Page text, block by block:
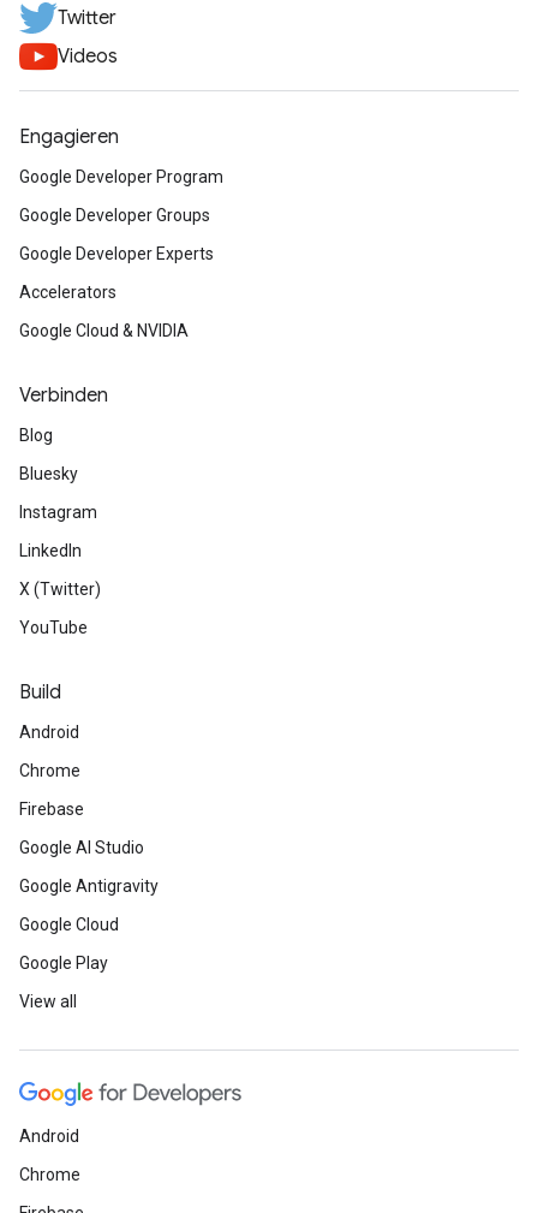
Twitter
Videos
Engagieren
Google Developer Program
Google Developer Groups
Google Developer Experts
Accelerators
Google Cloud & NVIDIA
Verbinden
Blog
Bluesky
Instagram
LinkedIn
X (Twitter)
YouTube
Build
Android
Chrome
Firebase
Google AI Studio
Google Antigravity
Google Cloud
Google Play
View all
Android
Chrome